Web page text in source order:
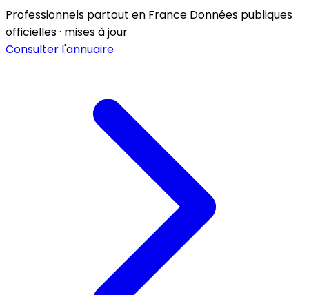
Professionnels partout en France Données publiques
officielles · mises à jour
Consulter l'annuaire